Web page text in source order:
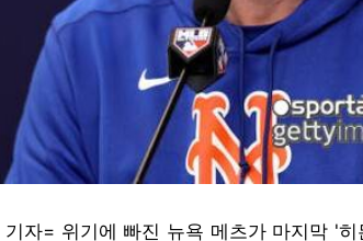
기자= 위기에 빠진 뉴욕 메츠가 마지막 '